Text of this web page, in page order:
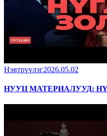
Нэвтрүүлэг2026.05.02
НУУЦ МАТЕРИАЛУУД: